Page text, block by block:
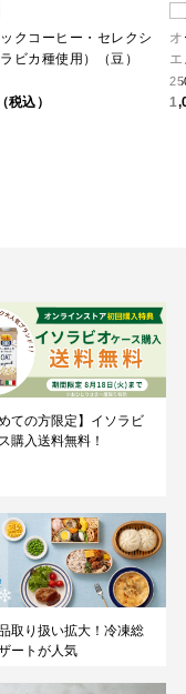
クコーヒー・セレクシ
ビカ種使用）（豆）
税込）
めての方限定】イソラビ
購入送料無料！
取り扱い拡大！冷凍総
ートが人気